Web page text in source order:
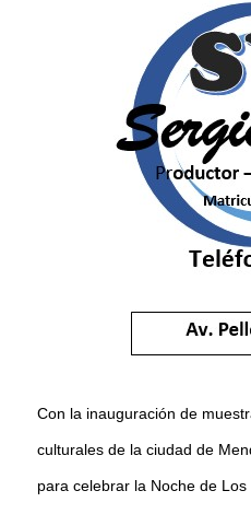
Con la inauguración de
culturales de la ciudad de
para celebrar la Noche de Los